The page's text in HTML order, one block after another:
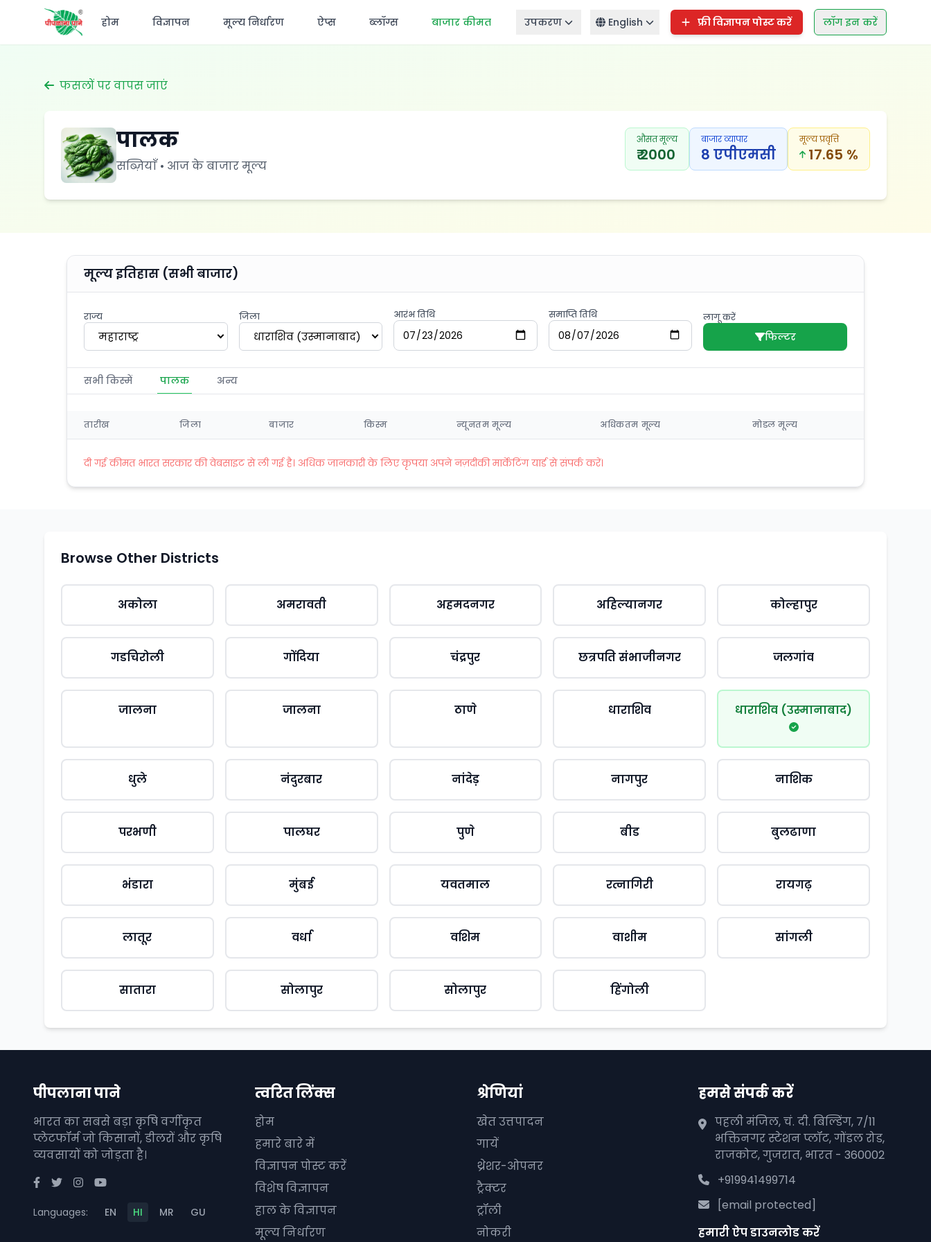
होम विज्ञापन मूल्य निर्धारण ऐप्स ब्लॉग्स बाजार कीमत उपकरण English फ्री विज्ञापन पोस्ट करें लॉग इन करें
फसलों पर वापस जाएं
पालक
सब्ज़ियाँ • आज के बाजार मूल्य
औसत मूल्य
₹ 2000
बाजार व्यापार
8 एपीएमसी
मूल्य प्रवृत्ति
17.65 %
मूल्य इतिहास (सभी बाजार)
राज्य
महाराष्ट्र
जिला
धाराशिव (उस्मानाबाद)
आरंभ तिथि समाप्ति तिथि लागू करें
फिल्टर
सभी किस्में पालक अन्य
तारीख जिला बाजार किस्म न्यूनतम मूल्य अधिकतम मूल्य मोडल मूल्य
दी गई कीमत भारत सरकार की वेबसाइट से ली गई है। अधिक जानकारी के लिए कृपया अपने नज़दीकी मार्केटिंग यार्ड से संपर्क करें।
Browse Other Districts
अकोला अमरावती अहमदनगर अहिल्यानगर कोल्हापुर
गडचिरोली गोंदिया चंद्रपुर छत्रपति संभाजीनगर जलगांव
जालना जालना ठाणे धाराशिव धाराशिव (उस्मानाबाद)
धुले नंदुरबार नांदेड़ नागपुर नाशिक
परभणी पालघर पुणे बीड बुलढाणा
भंडारा मुंबई यवतमाल रत्नागिरी रायगढ़
लातूर वर्धा वशिम वाशीम सांगली
सातारा सोलापुर सोलापुर हिंगोली
पीपलाना पाने
भारत का सबसे बड़ा कृषि वर्गीकृत
प्लेटफॉर्म जो किसानों, डीलरों और कृषि
व्यवसायों को जोड़ता है।
Languages: EN HI MR GU
त्वरित लिंक्स
होम
हमारे बारे में
विज्ञापन पोस्ट करें
विशेष विज्ञापन
हाल के विज्ञापन
मूल्य निर्धारण
श्रेणियां
खेत उत्तपादन
गायें
थ्रेशर-ओपनर
ट्रैक्टर
ट्रॉली
नोकरी
हमसे संपर्क करें
पहली मंजिल, चं. दी. बिल्डिंग, 7/11
भक्तिनगर स्टेशन प्लॉट, गोंडल रोड,
राजकोट, गुजरात, भारत - 360002
+919941499714
[email protected]
हमारी ऐप डाउनलोड करें